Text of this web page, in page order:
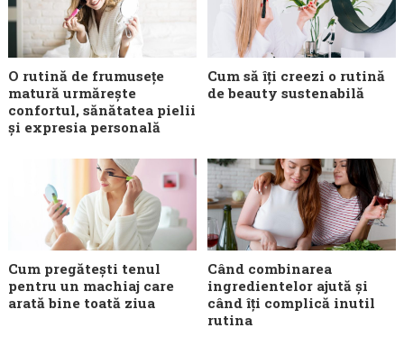
O rutină de frumusețe
matură urmărește
confortul, sănătatea pielii
și expresia personală
Cum să îți creezi o rutină
de beauty sustenabilă
Cum pregătești tenul
pentru un machiaj care
arată bine toată ziua
Când combinarea
ingredientelor ajută și
când îți complică inutil
rutina